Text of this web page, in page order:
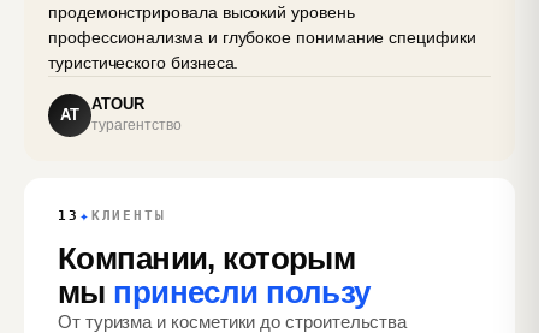
продемонстрировала высокий уровень
профессионализма и глубокое понимание специфики
туристического бизнеса.
AT
ATOUR
турагентство
13 ✦ КЛИЕНТЫ
Компании, которым
мы принесли пользу
От туризма и косметики до строительства